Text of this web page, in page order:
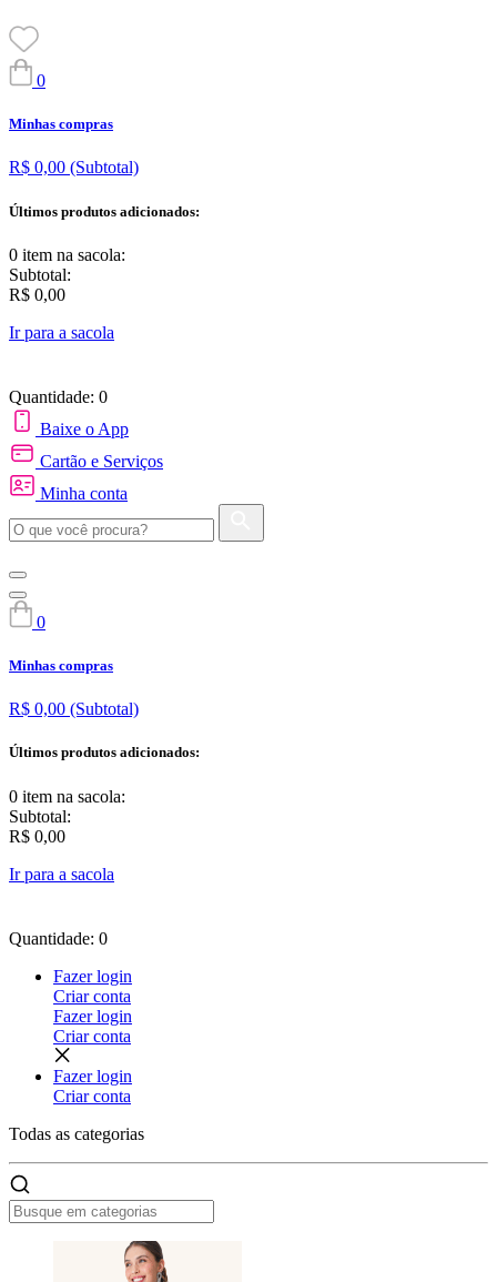
0
Minhas compras
R$ 0,00 (Subtotal)
Últimos produtos adicionados:
0 item na sacola:
Subtotal:
R$ 0,00
Ir para a sacola
Quantidade: 0
Baixe o App
Cartão e Serviços
Minha conta
0
Minhas compras
R$ 0,00 (Subtotal)
Últimos produtos adicionados:
0 item na sacola:
Subtotal:
R$ 0,00
Ir para a sacola
Quantidade: 0
Fazer login
Criar conta
Fazer login
Criar conta
Fazer login
Criar conta
Todas as categorias